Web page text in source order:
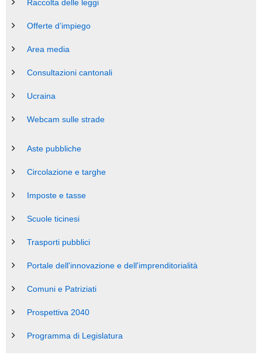
Raccolta delle leggi
Offerte d’impiego
Area media
Consultazioni cantonali
Ucraina
Webcam sulle strade
Aste pubbliche
Circolazione e targhe
Imposte e tasse
Scuole ticinesi
Trasporti pubblici
Portale dell'innovazione e dell'imprenditorialità
Comuni e Patriziati
Prospettiva 2040
Programma di Legislatura